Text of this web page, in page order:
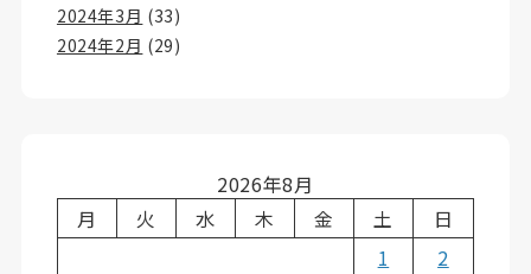
2024年3月 (33)
2024年2月 (29)
2026年8月
月
火 水 木 金 土
日
1
2